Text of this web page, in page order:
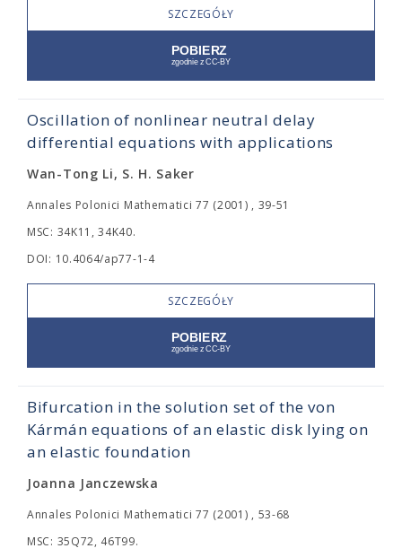
SZCZEGÓŁY
Oscillation of nonlinear neutral delay
differential equations with applications
Wan-Tong Li, S. H. Saker
Annales Polonici Mathematici 77 (2001) , 39-51
MSC: 34K11, 34K40.
DOI: 10.4064/ap77-1-4
SZCZEGÓŁY
Bifurcation in the solution set of the von
Kármán equations of an elastic disk lying on
an elastic foundation
Joanna Janczewska
Annales Polonici Mathematici 77 (2001) , 53-68
MSC: 35Q72, 46T99.